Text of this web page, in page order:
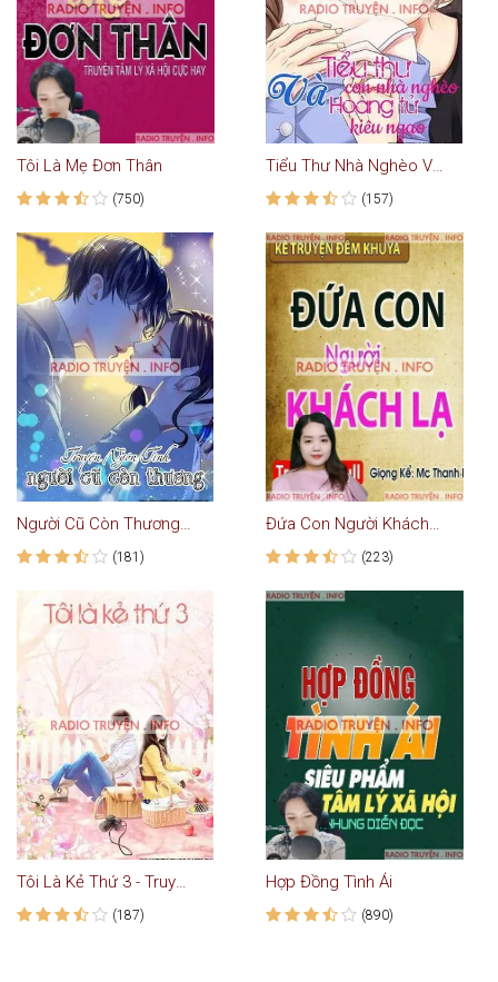
Tôi Là Mẹ Đơn Thân
(750)
Tiểu Thư Nhà Nghèo Và Hoàng Tử Kiêu Ngạo
(157)
Người Cũ Còn Thương - Truyện Ngôn Tình
(181)
Đứa Con Người Khách Lạ
(223)
Tôi Là Kẻ Thứ 3 - Truyện Ngôn Tình
(187)
Hợp Đồng Tình Ái
(890)